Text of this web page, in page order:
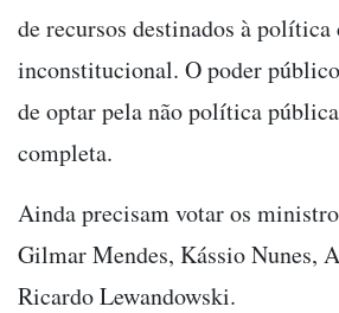
de recursos destinados à
inconstitucional. O poder
de optar pela não política
completa.
Ainda precisam votar os
Gilmar Mendes, Kássio Nunes,
Ricardo Lewandowski.